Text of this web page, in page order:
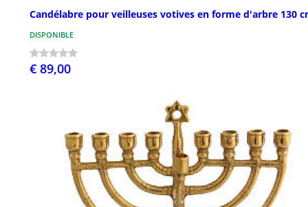
Candélabre pour veilleuses votives en forme d'arbre 130
DISPONIBLE
€ 89,00